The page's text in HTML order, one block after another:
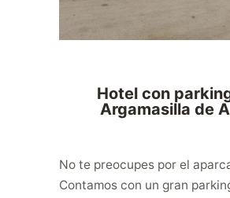
Hotel con
Argamasilla de
No te preocupes por el
Contamos con un gran